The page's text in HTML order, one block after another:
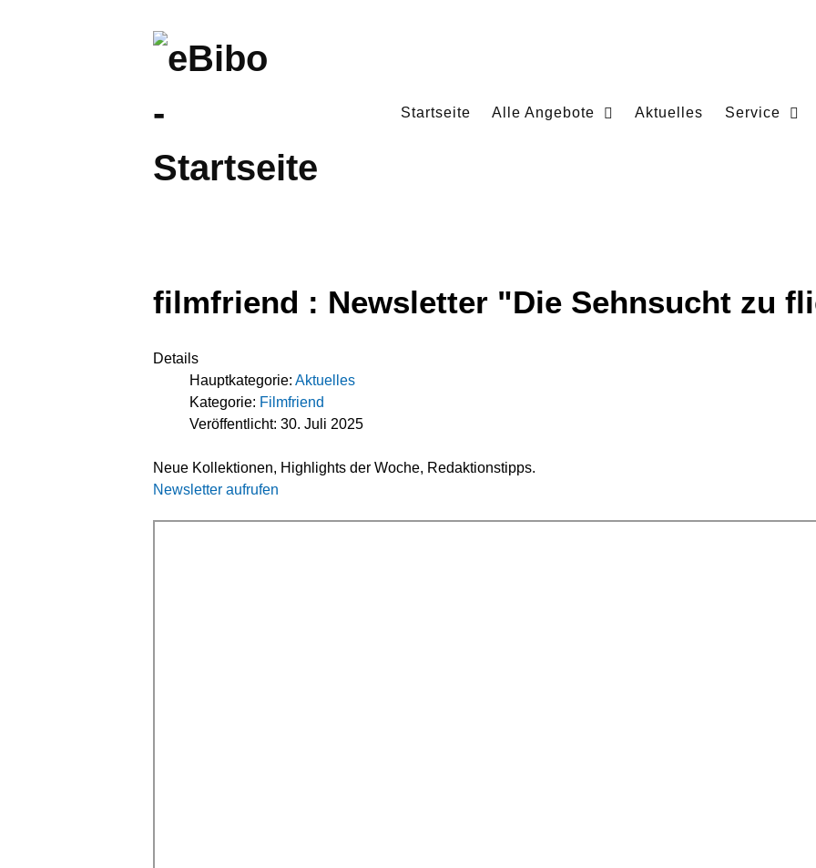
Startseite Alle Angebote Aktuelles Service
filmfriend : Newsletter "Die Sehnsucht zu
Details
Hauptkategorie:Aktuelles
Kategorie: Filmfriend
Veröffentlicht: 30. Juli 2025
Neue Kollektionen, Highlights der Woche, Redaktionstipps.
Newsletter aufrufen